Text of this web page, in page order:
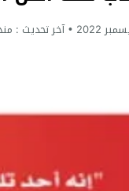
آخر تحديث : منذ 4